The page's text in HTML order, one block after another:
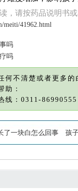
，请按药品说明书
meiti/41962.html
吗
吗
何不清楚或者更多的
助：
线：0311-86990555
了一块白怎么回事 孩